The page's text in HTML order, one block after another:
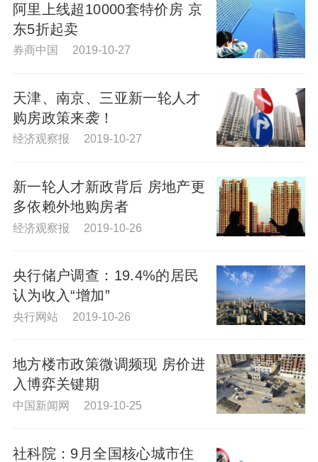
阿里上线超10000套特价房 京
东5折起卖
券商中国 2019-10-27
天津、南京、三亚新一轮人才
购房政策来袭！
经济观察报 2019-10-27
新一轮人才新政背后 房地产更
多依赖外地购房者
经济观察报 2019-10-26
央行储户调查：19.4%的居民
认为收入“增加”
央行网站 2019-10-26
地方楼市政策微调频现 房价进
入博弈关键期
中国新闻网 2019-10-25
社科院：9月全国核心城市住